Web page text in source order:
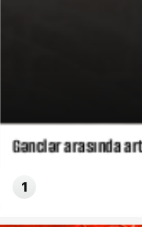
Gənclər arasında
1